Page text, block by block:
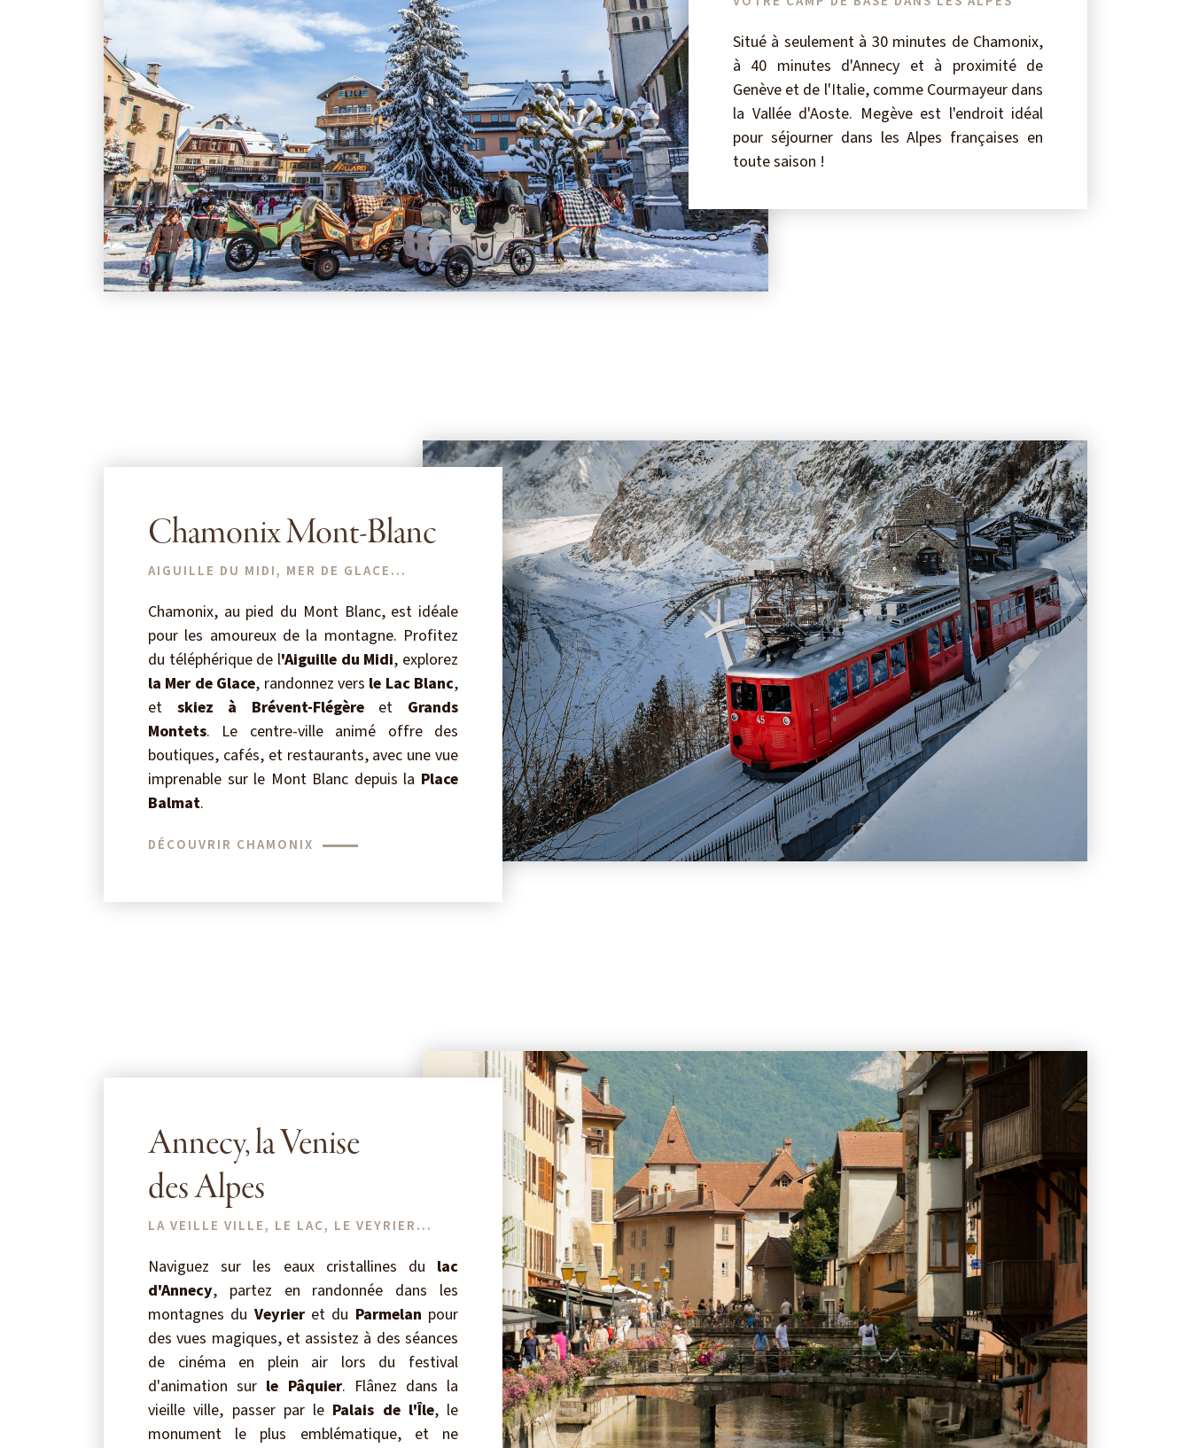
Situé à seulement à 30 minutes de Chamonix,
à 40 minutes d'Annecy et à proximité de
Genève et de l'Italie, comme Courmayeur dans
la Vallée d'Aoste. Megève est l'endroit idéal
pour séjourner dans les Alpes françaises en
toute saison !
Chamonix Mont-Blanc
AIGUILLE DU MIDI, MER DE GLACE...
Chamonix, au pied du Mont Blanc, est idéale
pour les amoureux de la montagne. Profitez
du téléphérique de l'Aiguille du Midi, explorez
la Mer de Glace, randonnez vers le Lac Blanc,
et skiez à Brévent-Flégère et Grands
Montets. Le centre-ville animé offre des
boutiques, cafés, et restaurants, avec une vue
imprenable sur le Mont Blanc depuis la Place
Balmat.
DÉCOUVRIR CHAMONIX
Annecy, la Venise
des Alpes
LA VEILLE VILLE, LE LAC, LE VEYRIER...
Naviguez sur les eaux cristallines du lac
d'Annecy, partez en randonnée dans les
montagnes du Veyrier et du Parmelan pour
des vues magiques, et assistez à des séances
de cinéma en plein air lors du festival
d'animation sur le Pâquier. Flânez dans la
vieille ville, passer par le Palais de l'Île, le
monument le plus emblématique, et ne